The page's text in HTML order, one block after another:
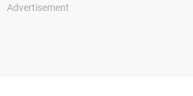
Advertisement